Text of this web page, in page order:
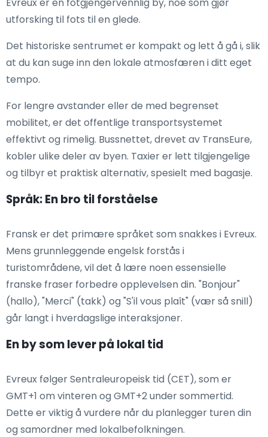
utforsking til fots til en glede.
Det historiske sentrumet er kompakt og lett å gå i, slik
at du kan suge inn den lokale atmosfæren i ditt eget
tempo.
For lengre avstander eller de med begrenset
mobilitet, er det offentlige transportsystemet
effektivt og rimelig. Bussnettet, drevet av TransEure,
kobler ulike deler av byen. Taxier er lett tilgjengelige
og tilbyr et praktisk alternativ, spesielt med bagasje.
Språk: En bro til forståelse
Fransk er det primære språket som snakkes i Evreux.
Mens grunnleggende engelsk forstås i
turistområdene, vil det å lære noen essensielle
franske fraser forbedre opplevelsen din. "Bonjour"
(hallo), "Merci" (takk) og "S'il vous plaît" (vær så snill)
går langt i hverdagslige interaksjoner.
En by som lever på lokal tid
Evreux følger Sentraleuropeisk tid (CET), som er
GMT+1 om vinteren og GMT+2 under sommertid.
Dette er viktig å vurdere når du planlegger turen din
og samordner med lokalbefolkningen.